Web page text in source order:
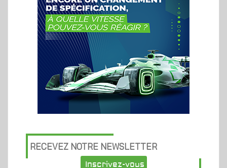
RECEVEZ NOTRE NEWSLETTER
Inscrivez-vous